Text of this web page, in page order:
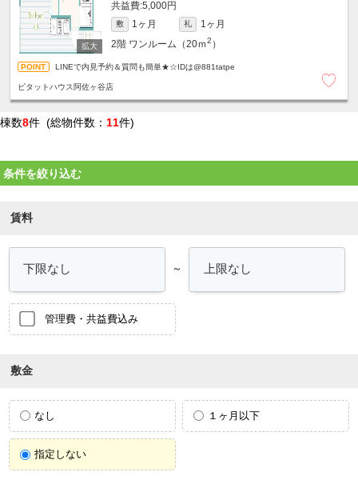
5,000円
敷 1ヶ月 礼
1ヶ月
2階 ワンルーム（20ｍ2 ）
LINEで内見予約＆質問も簡単★☆IDは@881tatpe
ピタットハウス阿佐ヶ谷店
棟数8件 (総物件数： 11件)
条件を絞り込む
賃料
～
管理費・共益費込み
敷金
なし １ヶ月以下
指定しない